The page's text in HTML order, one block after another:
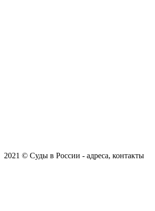
2021 © Суды в России - адреса, контакты